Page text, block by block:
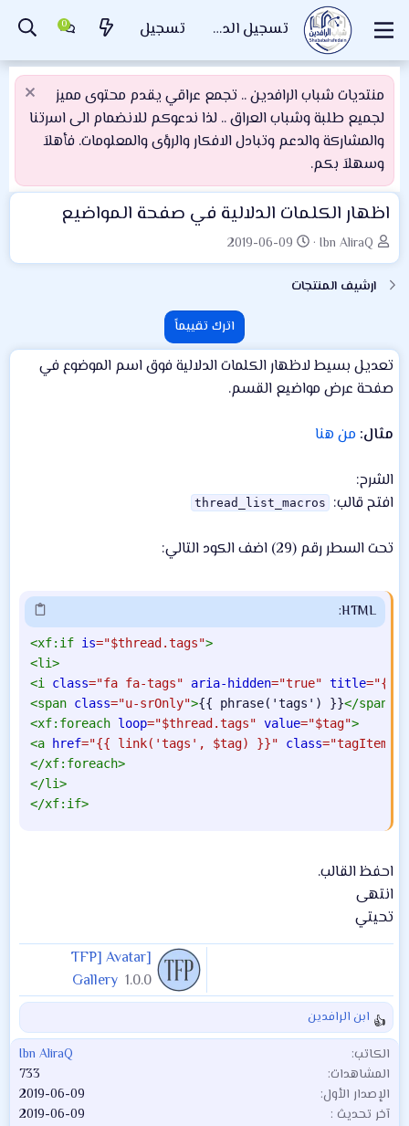
تسجيل الدخول تسجيل
منتديات شباب الرافدين .. تجمع عراقي يقدم محتوى مميز
لجميع طلبة وشباب العراق .. لذا ندعوكم للانضمام الى اسرتنا
والمشاركة والدعم وتبادل الافكار والرؤى والمعلومات. فأهلاَ
وسهلاَ بكم.
اظهار الكلمات الدلالية في صفحة المواضيع
ا
ل
ك
Ibn AliraQ
ت
ا
ر
ل
إ
2019-06-09
ارشيف المنتجات
اترك تقييماً
تعديل بسيط لاظهار الكلمات الدلالية فوق اسم الموضوع في
صفحة عرض مواضيع القسم.
مثال: من هنا
الشرح:
افتح قالب:
thread_list_macros
تحت السطر رقم (29) اضف الكود التالي:
HTML:
<xf: if is="$thread.tags">
<li>
<i class="fa fa-tags" aria-hidden="true" title="{{
<span class="u-srOnly">{{ phrase('tags') }}</span
<xf: foreach loop="$thread.tags" value="$tag">
<a href="{{ link('tags', $tag) }}" class="tagItem
</xf: foreach>
</li>
</xf: if>
احفظ القالب.
انتهى
تحيتي
[TFP] Avatar
Gallery 1.0.0
ا
ل
ت
ف
ا
ع
ابن الرافدين
الكاتب
Ibn AliraQ
المشاهدات
733
الإصدار الأول
2019-06-09
آخر تحديث
2019-06-09